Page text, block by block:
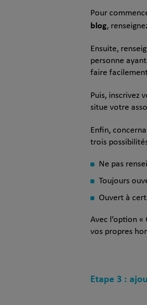
Pour
blog,
Ensuite,
personne
faire
Puis, inscrivez
situe votre
Enfin,
trois
Ne pas
Toujours
Ouvert à
Avec l’option
vos propres
Etape 3 :